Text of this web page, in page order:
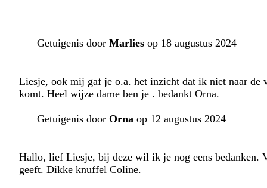
Getuigenis door Marlies op 18 augustus 2024
Liesje, ook mij gaf je o.a. het inzicht dat ik niet naar de
komt. Heel wijze dame ben je . bedankt Orna.
Getuigenis door Orna op 12 augustus 2024
Hallo, lief Liesje, bij deze wil ik je nog eens bedanken.
geeft. Dikke knuffel Coline.